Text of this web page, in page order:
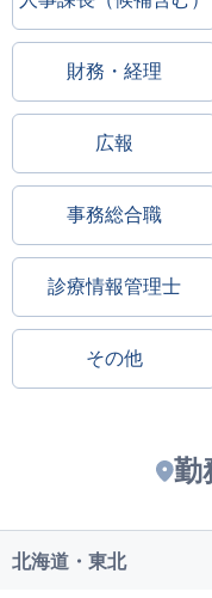
財務・経理
広報
事務総合職
診療情報管理士
その他
勤
北海道・東北